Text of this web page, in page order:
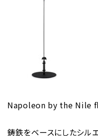
Napoleon by the Nile
鋳鉄をベースにしたシル